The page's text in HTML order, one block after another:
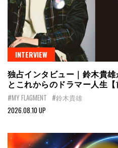
INTERVIEW
独占インタビュー｜鈴木貴雄
とこれからのドラマー人生【
#MY FLAGMENT #鈴木貴雄
2026.08.10 UP